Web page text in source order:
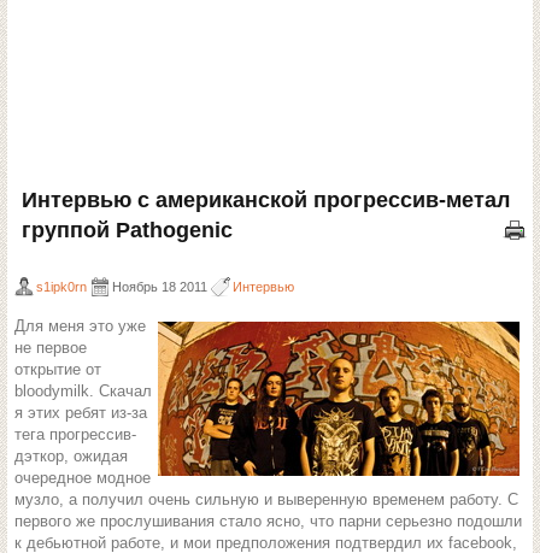
Интервью с американской прогрессив-метал
группой Pathogenic
s1ipk0rn Ноябрь 18 2011 Интервью
Для меня это уже
не первое
открытие от
bloodymilk. Скачал
я этих ребят из-за
тега прогрессив-
дэткор, ожидая
очередное модное
музло, а получил очень сильную и выверенную временем работу. С
первого же прослушивания стало ясно, что парни серьезно подошли
к дебьютной работе, и мои предположения подтвердил их facebook,